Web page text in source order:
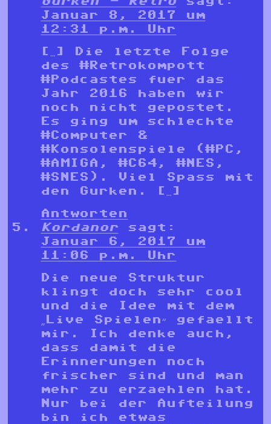
Januar 8, 2017 um
12:31 p.m. Uhr
[…] Die letzte Folge
des #Retrokompott
#Podcastes fuer das
Jahr 2016 haben wir
noch nicht gepostet.
Es ging um schlechte
#Computer &
#Konsolenspiele (#PC,
#AMIGA, #C64, #NES,
#SNES). Viel Spass mit
den Gurken. […]
Antworten
Kordanor
sagt:
Januar 6, 2017 um
11:06 p.m. Uhr
Die neue Struktur
klingt doch sehr cool
und die Idee mit dem
„Live Spielen“ gefaellt
mir. Ich denke auch,
dass damit die
Erinnerungen noch
frischer sind und man
mehr zu erzaehlen hat.
Nur bei der Aufteilung
bin ich etwas